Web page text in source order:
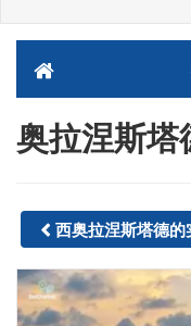
奥拉涅斯
西奥拉涅斯塔德